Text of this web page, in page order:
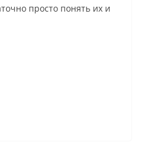
просто понять их и